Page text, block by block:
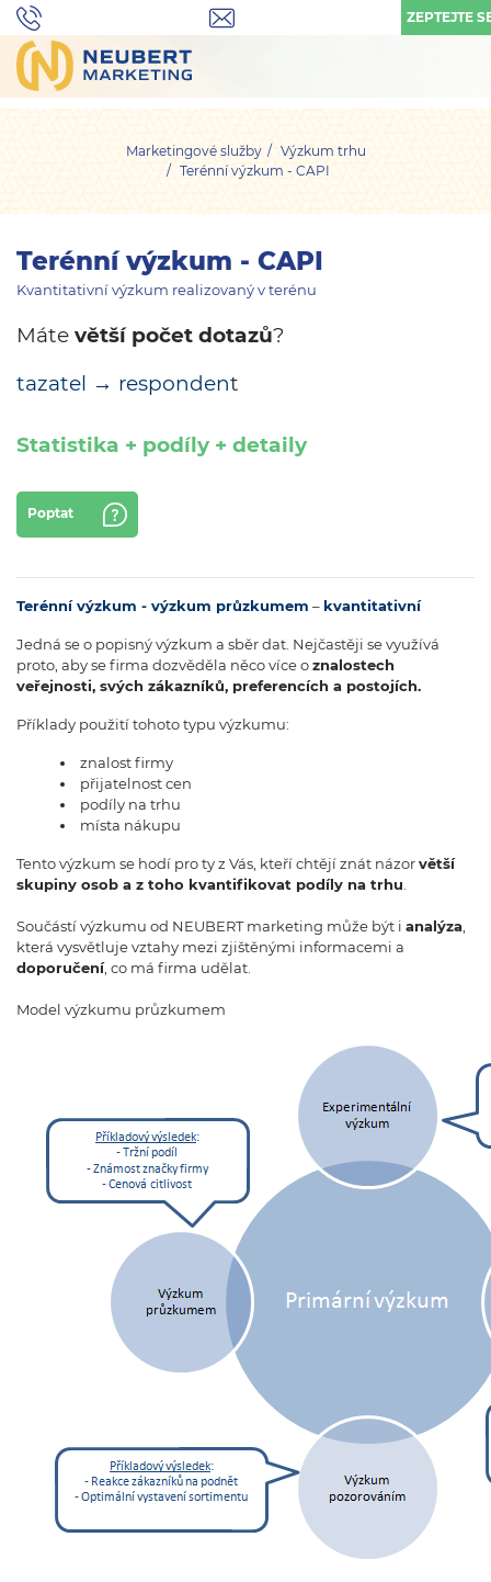
ZEPTEJTE
Marketingové služby
Výzkum trhu
Terénní výzkum - CAPI
Terénní výzkum - CAPI
Kvantitativní výzkum realizovaný v terénu
Máte větší počet dotazů?
tazatel → respondent
Statistika + podíly + detaily
Poptat
Terénní výzkum - výzkum průzkumem – kvantitativní
Jedná se o popisný výzkum a sběr dat. Nejčastěji se využívá
proto, aby se firma dozvěděla něco více oznalostech
veřejnosti, svých zákazníků, preferencích a postojích.
Příklady použití tohoto typu výzkumu:
znalost firmy
přijatelnost cen
podíly na trhu
místa nákupu
Tento výzkum se hodí pro ty z Vás, kteří chtějí znát názorvětší
skupiny osob a z toho kvantifikovat podíly na trhu
Součástí výzkumu od NEUBERT marketing může být i analýza
která vysvětluje vztahy mezi zjištěnými informacemi a
doporučení, co má firma udělat.
Model výzkumu průzkumem